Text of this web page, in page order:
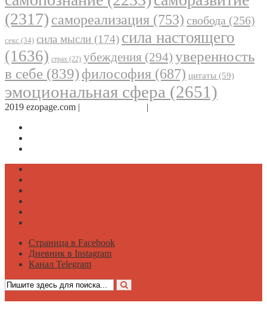
(2317) самореализация (753) свобода (256)
секс (34) сила мысли (174) сила настоящего
(1636) страх (22) убеждения (294) уверенность
в себе (839) философия (687) цитаты (59)
эмоциональная сфера (2651)
2019 ezopage.com | |
Страница в Facebook
Дневник в Instagram
Канал Telegram